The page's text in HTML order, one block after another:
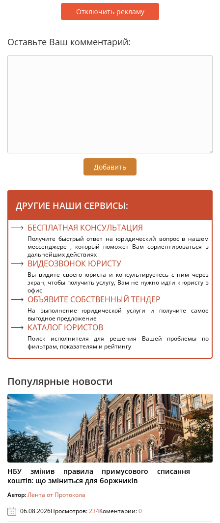
Отключить рекламу
Оставьте Ваш комментарий:
Добавить
ДРУГИЕ НАШИ СЕРВИСЫ:
БЕСПЛАТНАЯ КОНСУЛЬТАЦИЯ
Получите быстрый ответ на юридический вопрос в нашем
мессенджере , который поможет Вам сориентироваться в
дальнейших действиях
ВИДЕОЗВОНОК ЮРИСТУ
Вы видите своего юриста и консультируетесь с ним через
экран, чтобы получить услугу, Вам не нужно идти к юристу в
офис
ОБЪЯВИТЕ СОБСТВЕННЫЙ ТЕНДЕР
На выполнение юридической услуги и получите самое
выгодное предложение
КАТАЛОГ ЮРИСТОВ
Поиск исполнителя для решения Вашей проблемы по
фильтрам, показателям и рейтингу
Популярные новости
НБУ змінив правила примусового списання
коштів: що зміниться для боржників
Автор:Лента от Протокола
06.08.2026Просмотров:234Коментарии:0